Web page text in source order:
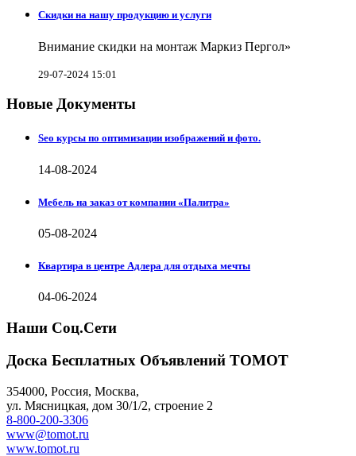
Скидки на нашу продукцию и услуги
Внимание скидки на монтаж Маркиз Пергол»
29-07-2024 15:01
Новые Документы
Seo курсы по оптимизации изображений и фото.
14-08-2024
Мебель на заказ от компании «Палитра»
05-08-2024
Квартира в центре Адлера для отдыха мечты
04-06-2024
Наши Соц.Сети
Доска Бесплатных Объявлений ТОМОТ
354000, Россия, Москва,
ул. Мясницкая, дом 30/1/2, строение 2
8-800-200-3306
www@tomot.ru
www.tomot.ru